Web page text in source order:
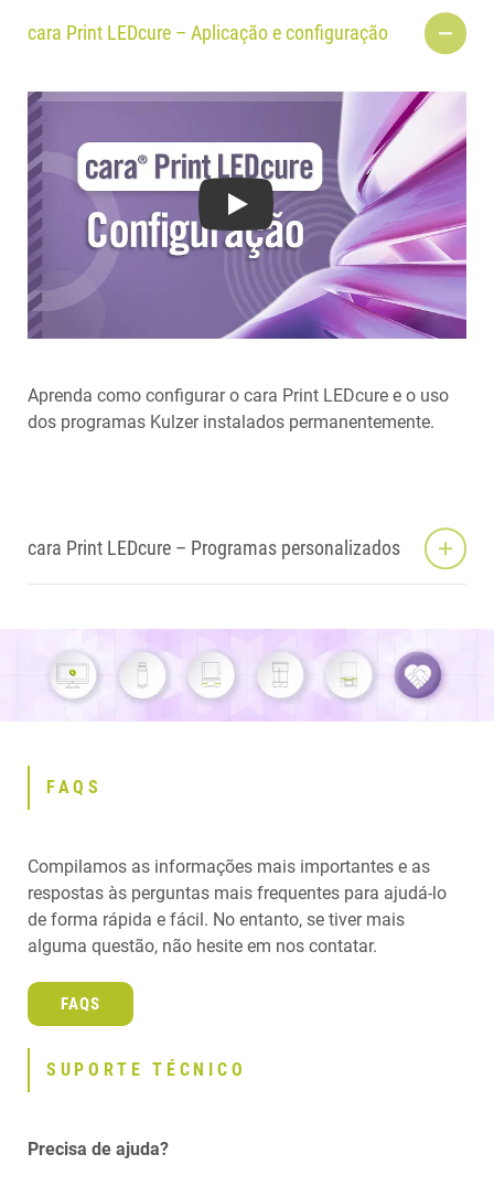
cara Print LEDcure – Aplicação e configuração
Play
Aprenda como configurar o cara Print LEDcure e o uso
dos programas Kulzer instalados permanentemente.
cara Print LEDcure – Programas personalizados
FAQS
Compilamos as informações mais importantes e as
respostas às perguntas mais frequentes para ajudá-lo
de forma rápida e fácil. No entanto, se tiver mais
alguma questão, não hesite em nos contatar.
FAQS
SUPORTE TÉCNICO
Precisa de ajuda?